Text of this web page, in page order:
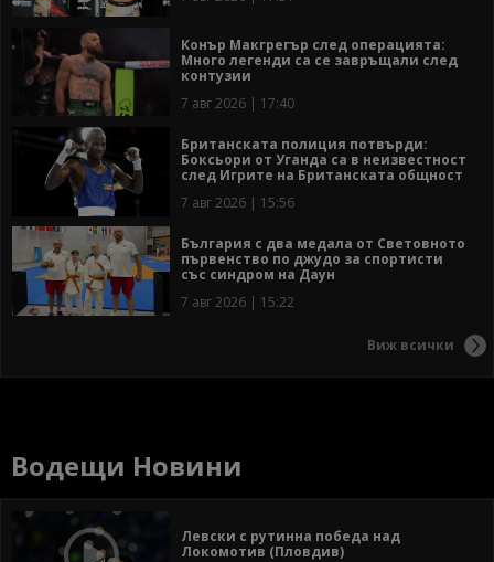
Конър Макгрегър след операцията:
Много легенди са се завръщали след
контузии
7 авг 2026 | 17:40
Британската полиция потвърди:
Боксьори от Уганда са в неизвестност
след Игрите на Британската общност
7 авг 2026 | 15:56
България с два медала от Световното
първенство по джудо за спортисти
със синдром на Даун
7 авг 2026 | 15:22
Виж всички
Водещи Новини
Левски с рутинна победа над
Локомотив (Пловдив)